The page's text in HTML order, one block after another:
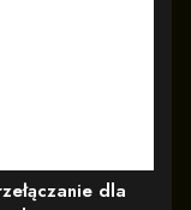
dla